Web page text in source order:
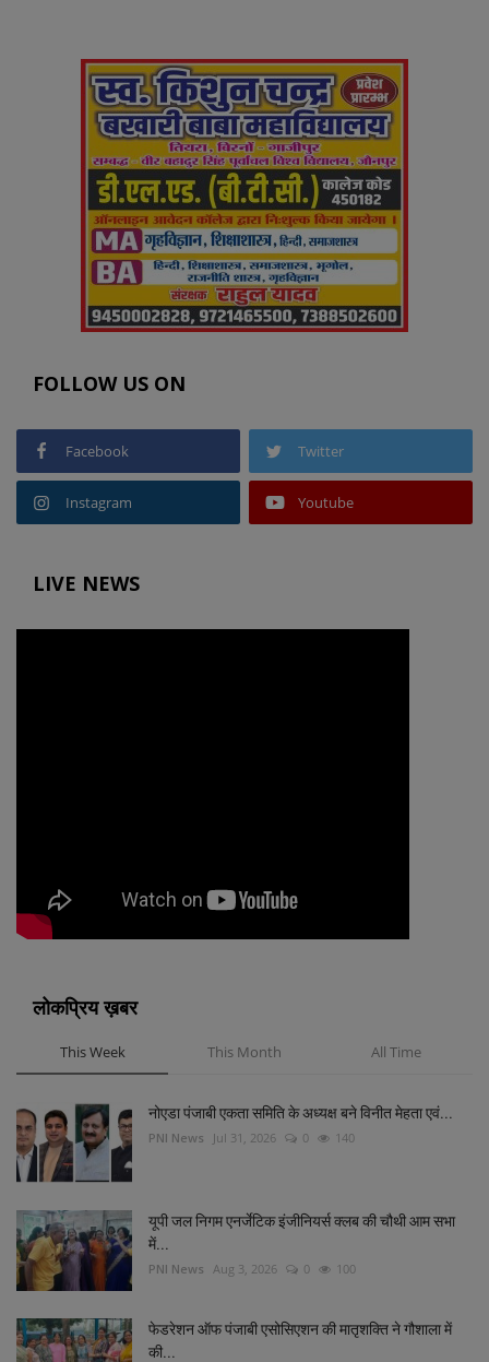
FOLLOW US ON
Facebook Twitter
Instagram Youtube
LIVE NEWS
लोकप्रिय ख़बर
This Week This Month All Time
नोएडा पंजाबी एकता समिति के अध्यक्ष बने विनीत मेहता एवं...
PNI News Jul 31, 2026 0 140
यूपी जल निगम एनर्जेटिक इंजीनियर्स क्लब की चौथी आम सभा
में...
PNI News Aug 3, 2026 0 100
फेडरेशन ऑफ पंजाबी एसोसिएशन की मातृशक्ति ने गौशाला में
की...